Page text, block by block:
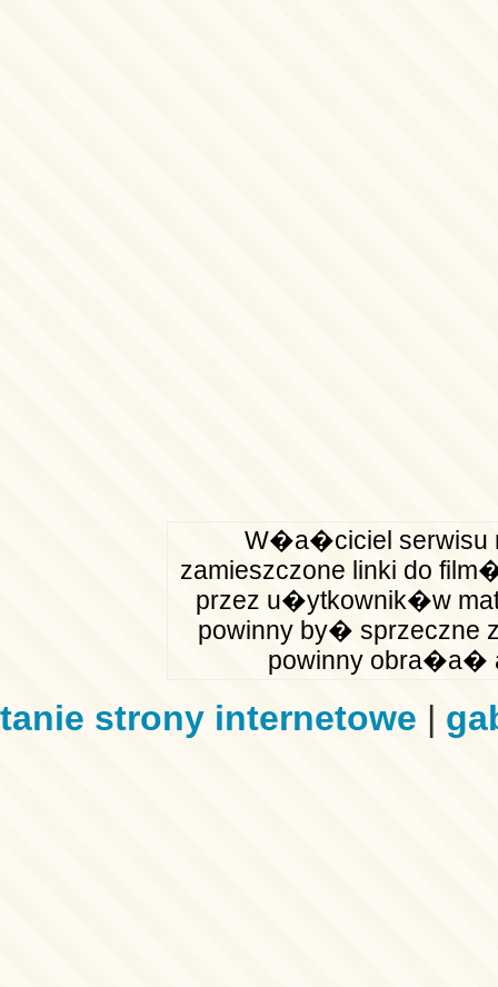
W�a�ciciel serwisu
zamieszczone linki do
przez u�ytkownik�w
powinny by� sprzeczne
powinny obra�a�
tanie strony internetowe |